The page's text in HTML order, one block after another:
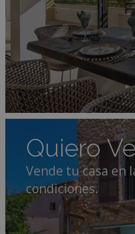
Quiero
Vende tu casa en
condiciones.